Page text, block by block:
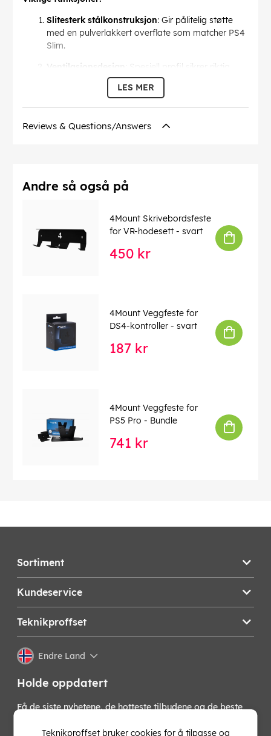
Slitesterk stålkonstruksjon: Gir pålitelig støtte
med en pulverlakkert overflate som matcher PS4
Slim.
Ventilasjonsdesign
: Spesiell profil sikrer riktig
luftstrøm for å forhindre overoppheting.
Stabiliserende pads: Reduserer vibrasjoner og
Denne teksten er automatisk oversatt, og det kan
5907813300820
EAN:
LES MER
Reviews & Questions/Answers
Andre så også på
4Mount Skrivebordsfeste
for VR-hodesett - svart
450 kr
4Mount Veggfeste for
DS4-kontroller - svart
187 kr
4Mount Veggfeste for
PS5 Pro - Bundle
741 kr
Sortiment
Kundeservice
Teknikproffset
Endre Land
Holde oppdatert
Få de siste nyhetene, de hotteste tilbudene og de beste
nyhetsbrev!
Teknikproffset bruker cookies for å tilpasse og